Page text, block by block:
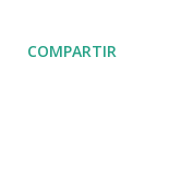
COMPARTIR